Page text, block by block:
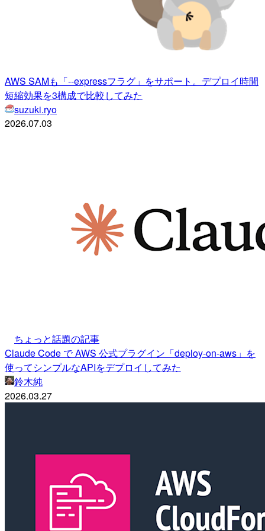
AWS SAMも「--expressフラグ」をサポート。デプロイ時間
短縮効果を3構成で比較してみた
suzuki.ryo
2026.07.03
ちょっと話題の記事
Claude Code で AWS 公式プラグイン「deploy-on-aws」を
使ってシンプルなAPIをデプロイしてみた
鈴木純
2026.03.27